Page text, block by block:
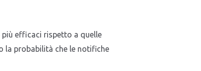
efficaci rispetto a quelle
la probabilità che le notifiche